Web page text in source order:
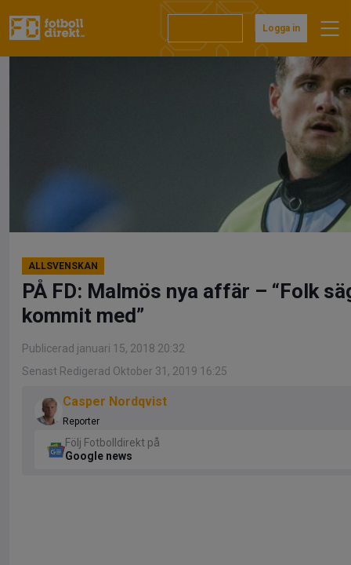
till
Logga in
ALLSVENSKAN
PÅ FD: Malmös nya affär – “Folk
kommit med”
Publicerad januari 15, 2018 20:32
Senast Redigerad Oktober 31, 2019 16:25
Casper Nordqvist
Reporter
Följ Fotbolldirekt på
Google news